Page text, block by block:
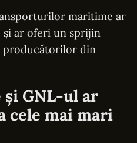
maritime ar
ar oferi un sprijin
din
și GNL-ul ar
cele mai mari